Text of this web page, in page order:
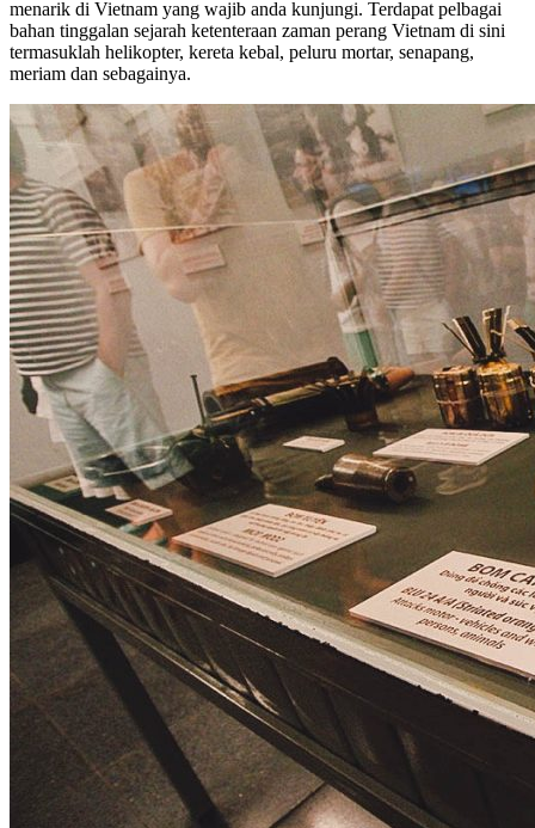
menarik di Vietnam yang wajib anda kunjungi. Terdapat pelbagai
bahan tinggalan sejarah ketenteraan zaman perang Vietnam di sini
termasuklah helikopter, kereta kebal, peluru mortar, senapang,
meriam dan sebagainya.